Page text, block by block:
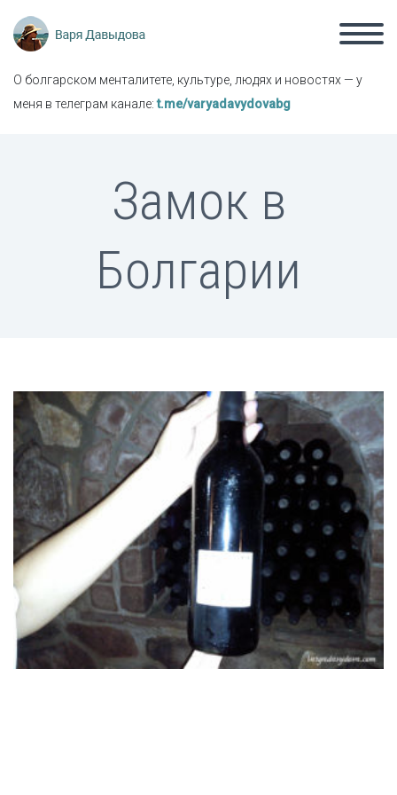
О болгарском менталитете, культуре, людях и новостях — у
меня в телеграм канале:t.me/varyadavydovabg
Замок в
Болгарии